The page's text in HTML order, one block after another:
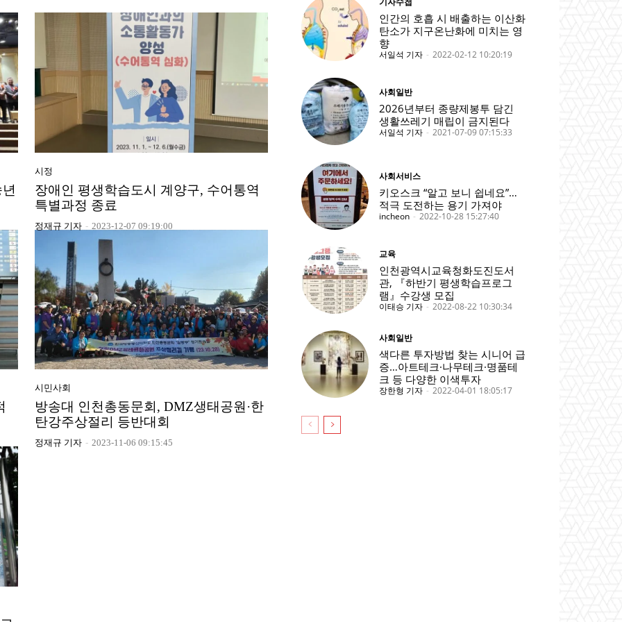
시정
장애인 평생학습도시 계양구, 수어통역
특별과정 종료
정재규 기자 - 2023-12-07 09:19:00
시민사회
방송대 인천총동문회, DMZ생태공원·한
탄강주상절리 등반대회
정재규 기자 - 2023-11-06 09:15:45
인간의 호흡 시 배출하는 이산화
탄소가 지구온난화에 미치는 영
향
서일석 기자 - 2022-02-12 10:20:19
사회일반
2026년부터 종량제봉투 담긴
생활쓰레기 매립이 금지된다
서일석 기자 - 2021-07-09 07:15:33
사회서비스
키오스크 “알고 보니 쉽네요”…
적극 도전하는 용기 가져야
incheon - 2022-10-28 15:27:40
교육
인천광역시교육청화도진도서
관, 『하반기 평생학습프로그
램』수강생 모집
이태승 기자 - 2022-08-22 10:30:34
사회일반
색다른 투자방법 찾는 시니어 급
증…아트테크·나무테크·명품테
크 등 다양한 이색투자
장한형 기자 - 2022-04-01 18:05:17